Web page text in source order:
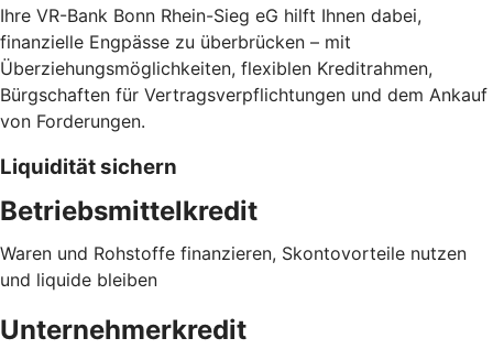
Ihre VR-Bank Bonn Rhein-Sieg eG hilft Ihnen dabei,
finanzielle Engpässe zu überbrücken – mit
Überziehungsmöglichkeiten, flexiblen Kreditrahmen,
Bürgschaften für Vertragsverpflichtungen und dem Ankauf
von Forderungen.
Liquidität sichern
Betriebsmittelkredit
Waren und Rohstoffe finanzieren, Skontovorteile nutzen
und liquide bleiben
Unternehmerkredit